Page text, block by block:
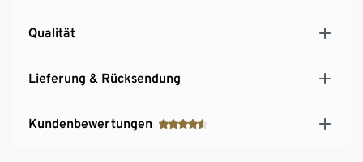
Qualität
Lieferung & Rücksendung
Kundenbewertungen